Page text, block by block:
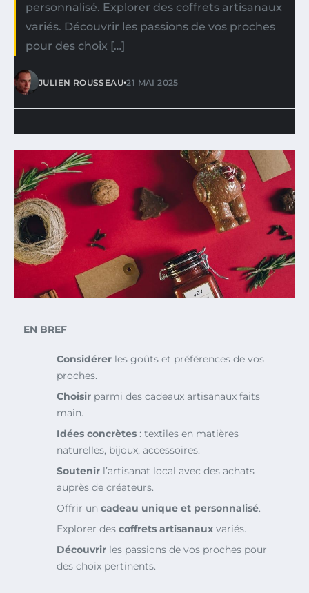
personnalisé. Explorer des coffrets artisanaux
variés. Découvrir les passions de vos proches
pour des choix […]
JULIEN ROUSSEAU•21 MAI 2025
EN BREF
Considérer les goûts et préférences de vos
proches.
Choisir parmi des cadeaux artisanaux faits
main.
Idées concrètes : textiles en matières
naturelles, bijoux, accessoires.
Soutenir l’artisanat local avec des achats
auprès de créateurs.
Offrir un cadeau unique et personnalisé.
Explorer des coffrets artisanaux variés.
Découvrir les passions de vos proches pour
des choix pertinents.